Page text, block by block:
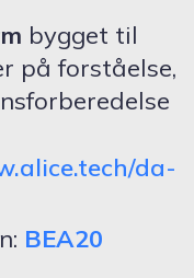
bygget til
på forståelse,
da-
BEA20